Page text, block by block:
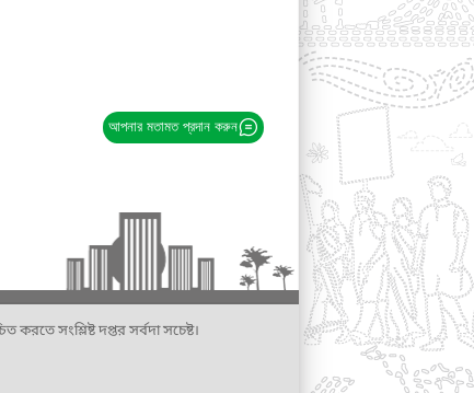
আপনার মতামত প্রদান করুন
সংশ্লিষ্ট দপ্তর সর্বদা সচেষ্ট।